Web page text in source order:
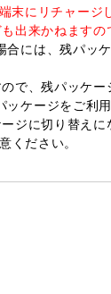
末にリチャー
来かねますの
には、残パッ
で、残パッケ
ケージをご利
に切り替えに
ください。